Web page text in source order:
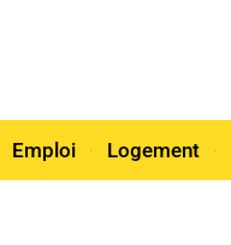
Emploi Logement